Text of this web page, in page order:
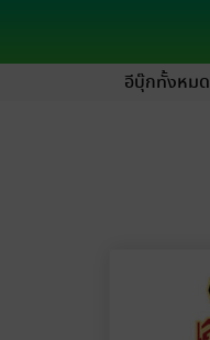
อีบุ๊กทั้งหมด